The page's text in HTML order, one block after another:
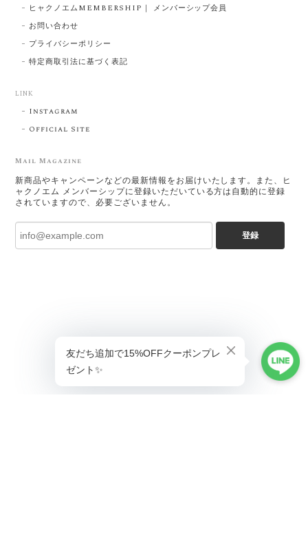
ヒャクノエムMEMBERSHIP｜ メンバーシップ会員
お問い合わせ
プライバシーポリシー
特定商取引法に基づく表記
LINK
Instagram
Official Site
Mail Magazine
新商品やキャンペーンなどの最新情報をお届けいたします。また、ヒ
ャクノエム メンバーシップに登録いただいている方は自動的に登録
されていますので、必要ございません。
登録